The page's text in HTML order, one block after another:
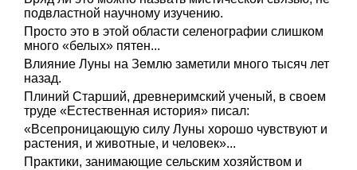
подвластной научному изучению.
Просто это в этой области селенографии слишком
много «белых» пятен...
Влияние Луны на Землю заметили много тысяч лет
назад.
Плиний Старший, древнеримский ученый, в своем
труде «Естественная история» писал:
«Всепроницающую силу Луны хорошо чувствуют и
растения, и животные, и человек»...
Практики, занимающие сельским хозяйством и